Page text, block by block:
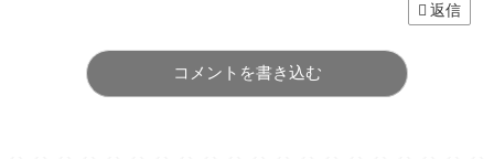
返信
コメントを書き込む